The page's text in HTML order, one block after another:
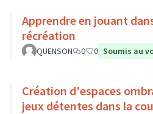
Apprendre en jouant
récréation
QUENSON 0 0 Soumis au
Création d'espaces
jeux détentes dans la